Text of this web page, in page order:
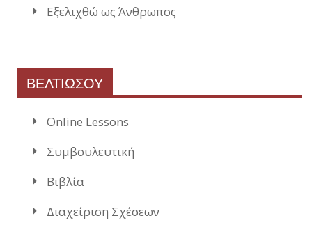
Εξελιχθώ ως Άνθρωπος
ΒΕΛΤΙΩΣΟΥ
Online Lessons
Συμβουλευτική
Βιβλία
Διαχείριση Σχέσεων